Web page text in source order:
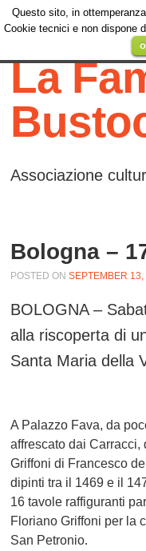
Menu
SKIP TO
La
Associazione
Bologna –
POSTED ONSEPTEMBER
BOLOGNA –
alla riscoperta di
Santa Maria della
A Palazzo Fava, da
affrescato dai Carracci,
Griffonidi Francesco
dipinti tra il 1469 e il
16 tavole raffiguranti
Floriano Griffoni per la
San Petronio.
Questo sito, in
Cookie tecnici e non dispone